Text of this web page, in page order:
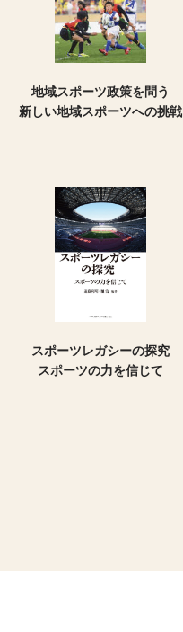
地域スポーツ政策を問う
新しい地域スポーツへの挑戦
スポーツレガシーの探究
スポーツの力を信じて